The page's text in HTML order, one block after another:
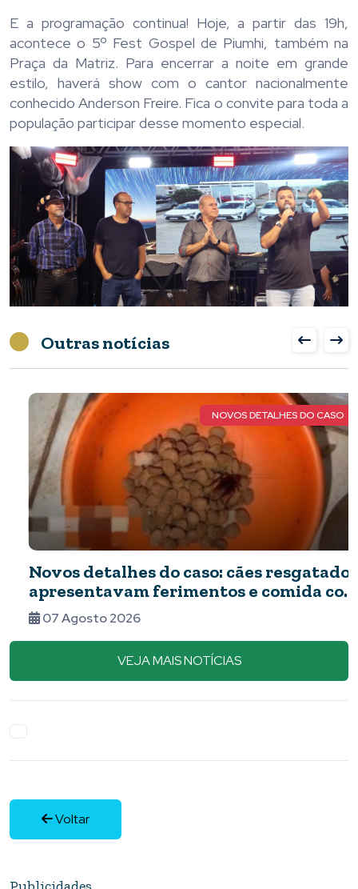
E a programação continua! Hoje, a partir das 19h,
acontece o 5º Fest Gospel de Piumhi, também na
Praça da Matriz. Para encerrar a noite em grande
estilo, haverá show com o cantor nacionalmente
conhecido Anderson Freire. Fica o convite para toda a
população participar desse momento especial.
Outras notícias
NOVOS DETALHES DO CASO
Novos detalhes do caso: cães resgatados
apresentavam ferimentos e comida com
barata
07 Agosto 2026
VEJA MAIS NOTÍCIAS
Voltar